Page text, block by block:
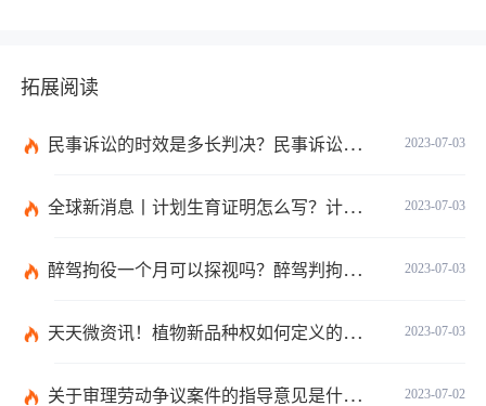
拓展阅读
2023-07-03
民事诉讼的时效是多长判决？民事诉讼的诉讼费用计算-天天简讯
2023-07-03
全球新消息丨计划生育证明怎么写？计划生育证明都需要什么材料？
2023-07-03
醉驾拘役一个月可以探视吗？醉驾判拘役当庭执行吗？
2023-07-03
天天微资讯！植物新品种权如何定义的？植物新品种权应符合什么条件？
2023-07-02
关于审理劳动争议案件的指导意见是什么？法院审理劳动争议案件的条件是什么？